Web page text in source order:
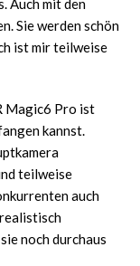
Auch mit den
Sie werden schön
ist mir teilweise
Magic6 Pro ist
kannst.
teilweise
auch
noch durchaus